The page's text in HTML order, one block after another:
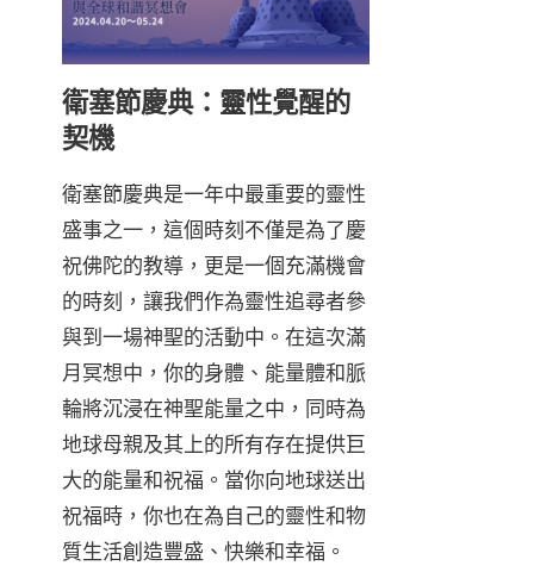
衛塞節慶典：靈性覺醒的
契機
衛塞節慶典是一年中最重要的靈性
盛事之一，這個時刻不僅是為了慶
祝佛陀的教導，更是一個充滿機會
的時刻，讓我們作為靈性追尋者參
與到一場神聖的活動中。在這次滿
月冥想中，你的身體、能量體和脈
輪將沉浸在神聖能量之中，同時為
地球母親及其上的所有存在提供巨
大的能量和祝福。當你向地球送出
祝福時，你也在為自己的靈性和物
質生活創造豐盛、快樂和幸福。